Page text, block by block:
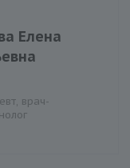
Елена
врач-